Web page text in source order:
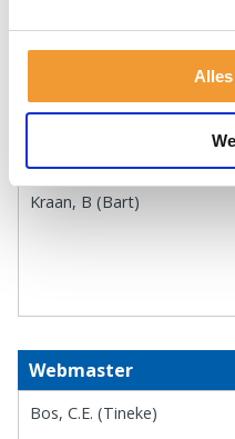
Commissies:
Kraan, B (Bart)
Webmaster
Bos, C.E. (Tineke)